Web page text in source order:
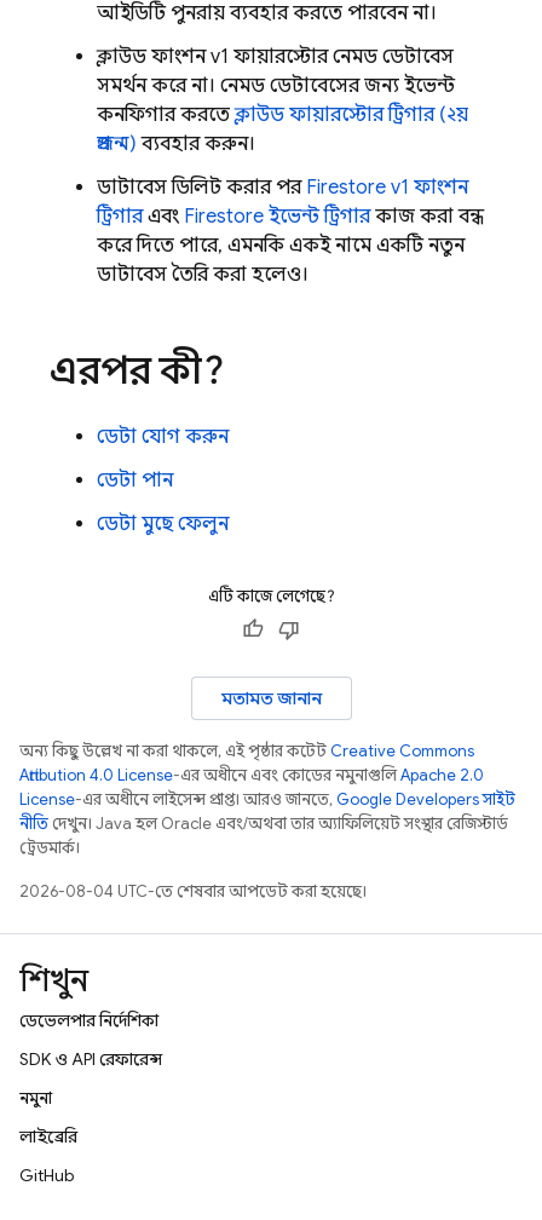
আইডিটি পুনরায় ব্যবহার করতে পারবেন না।
ক্লাউড ফাংশন v1 ফায়ারস্টোর নেমড ডেটাবেস
সমর্থন করে না। নেমড ডেটাবেসের জন্য ইভেন্ট
কনফিগার করতেক্লাউড ফায়ারস্টোর ট্রিগার (২য়
প্রজন্ম) ব্যবহার করুন।
ডাটাবেস ডিলিট করার পর Firestore v1 ফাংশন
ট্রিগারএবং Firestore ইভেন্ট ট্রিগারকাজ করা বন্ধ
করে দিতে পারে, এমনকি একই নামে একটি নতুন
ডাটাবেস তৈরি করা হলেও।
এরপর কী?
ডেটা যোগ করুন
ডেটা পান
ডেটা মুছে ফেলুন
এটি কাজে লেগেছে?
মতামত জানান
অন্য কিছু উল্লেখ না করা থাকলে, এই পৃষ্ঠার কন্টেন্টCreative Commons
Attribution 4.0 License-এর অধীনে এবং কোডের নমুনাগুলিApache 2.0
License-এর অধীনে লাইসেন্স প্রাপ্ত। আরও জানতে,Google Developers সাইট
নীতি দেখুন। Java হল Oracle এবং/অথবা তার অ্যাফিলিয়েট সংস্থার রেজিস্টার্ড
ট্রেডমার্ক।
2026-08-04 UTC-তে শেষবার আপডেট করা হয়েছে।
শিখুন
ডেভেলপার নির্দেশিকা
SDK ও API রেফারেন্স
নমুনা
লাইব্রেরি
GitHub